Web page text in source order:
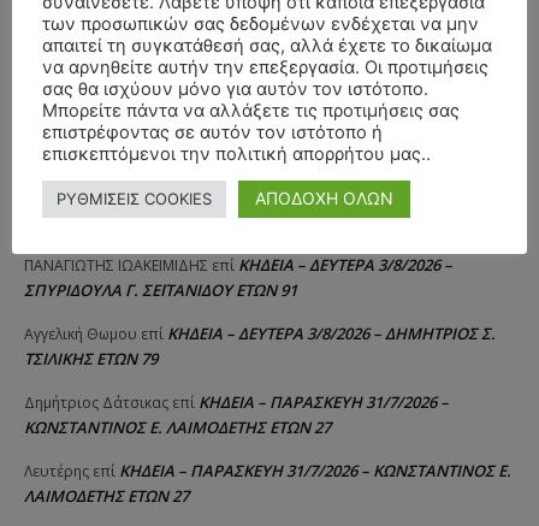
ΣΥΛΛΥΠΗΤΗΡΙΑ ΜΗΝΥΜΑΤΑ
ΠΑΝΑΓΙΩΤΗΣ IΩΑΚΕΙΜΙΔΗΣ επί ΚΗΔΕΙΑ – ΔΕΥΤΕΡΑ 3/8/2026 –
ΣΠΥΡΙΔΟΥΛΑ Γ. ΣΕΪΤΑΝΙΔΟΥ ΕΤΩΝ 91
Αγγελική Θωμου επί ΚΗΔΕΙΑ – ΔΕΥΤΕΡΑ 3/8/2026 – ΔΗΜΗΤΡΙΟΣ Σ.
ΤΣΙΛΙΚΗΣ ΕΤΩΝ 79
Δημήτριος Δάτσικας επί ΚΗΔΕΙΑ – ΠΑΡΑΣΚΕΥΗ 31/7/2026 –
ΚΩΝΣΤΑΝΤΙΝΟΣ Ε. ΛΑΙΜΟΔΕΤΗΣ ΕΤΩΝ 27
Λευτέρης επί ΚΗΔΕΙΑ – ΠΑΡΑΣΚΕΥΗ 31/7/2026 – ΚΩΝΣΤΑΝΤΙΝΟΣ Ε.
ΛΑΙΜΟΔΕΤΗΣ ΕΤΩΝ 27
των προσωπικών σας δεδομένων ενδέχεται να μην
απαιτεί τη συγκατάθεσή σας, αλλά έχετε το δικαίωμα
να αρνηθείτε αυτήν την επεξεργασία. Οι προτιμήσεις
σας θα ισχύουν μόνο για αυτόν τον ιστότοπο.
Μπορείτε πάντα να αλλάξετε τις προτιμήσεις σας
επιστρέφοντας σε αυτόν τον ιστότοπο ή
επισκεπτόμενοι την πολιτική απορρήτου μας..
ΡΥΘΜΙΣΕΙΣ COOKIES ΑΠΟΔΟΧΗ ΟΛΩΝ